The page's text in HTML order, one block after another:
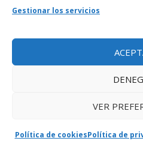
Gestionar los servicios
VER
Política de cookiesPolítica de
Ir al grupo